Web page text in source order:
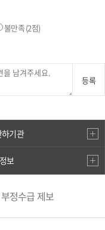
불만족(2점)
등록
기관
보
정수급 제보